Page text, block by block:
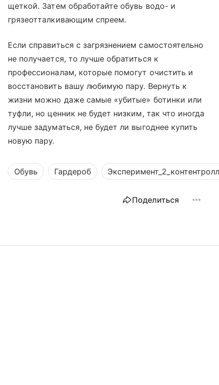
щеткой. Затем обработайте обувь водо- и
грязеотталкивающим спреем.
Если справиться с загрязнением самостоятельно
не получается, то лучше обратиться к
профессионалам, которые помогут очистить и
восстановить вашу любимую пару. Вернуть к
жизни можно даже самые «убитые» ботинки или
туфли, но ценник не будет низким, так что иногда
лучше задуматься, не будет ли выгоднее купить
новую пару.
Обувь Гардероб
Поделиться